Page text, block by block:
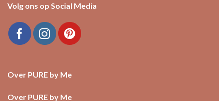
Volg ons op Social Media
Over PURE by Me
Over PURE by Me